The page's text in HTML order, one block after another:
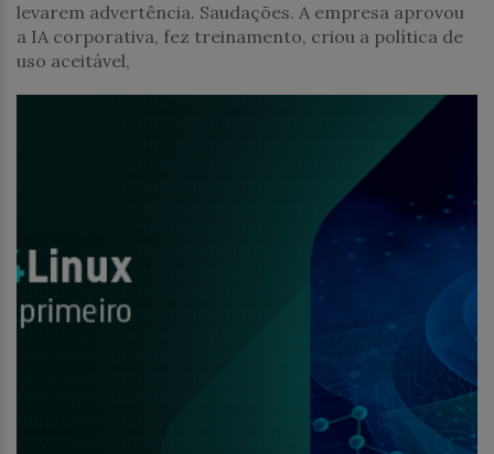
levarem advertência. Saudações. A empresa aprovou
a IA corporativa, fez treinamento, criou a política de
uso aceitável,